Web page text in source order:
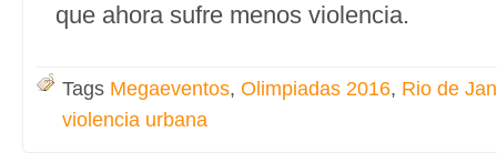
que ahora sufre menos violencia.
Tags Megaeventos, Olimpiadas 2016, Rio de
violencia urbana